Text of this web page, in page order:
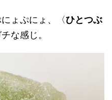
ょぷにょ、〈ひとつぶ
な感じ。